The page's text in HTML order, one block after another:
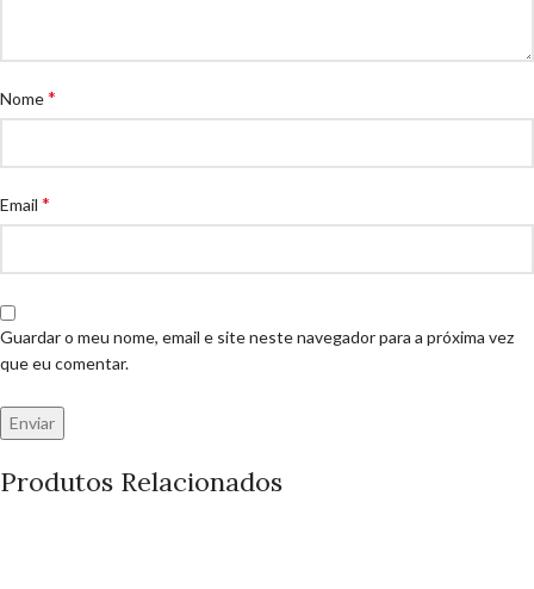
Nome*
Email *
Guardar o meu nome, email e site neste navegador para a próxima vez
que eu comentar.
Produtos Relacionados